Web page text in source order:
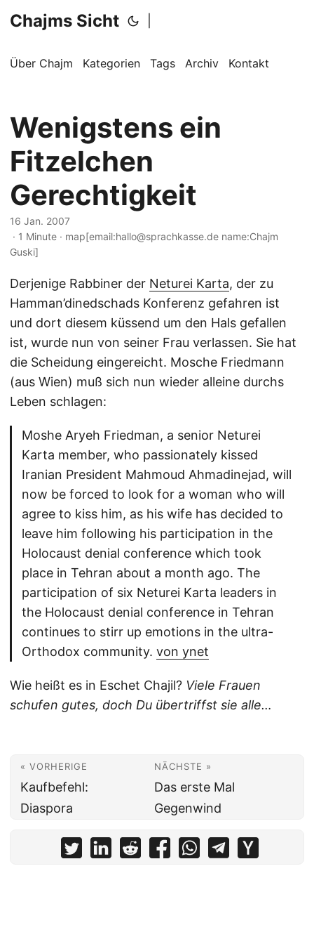
Chajms Sicht
Über Chajm Kategorien Tags Archiv Kontakt
Wenigstens ein
Fitzelchen
Gerechtigkeit
16 Jan. 2007
· 1 Minute · map[email:hallo@sprachkasse.de name:Chajm
Guski]
Derjenige Rabbiner der Neturei Karta, der zu
Hamman’dinedschads Konferenz gefahren ist
und dort diesem küssend um den Hals gefallen
ist, wurde nun von seiner Frau verlassen. Sie hat
die Scheidung eingereicht. Mosche Friedmann
(aus Wien) muß sich nun wieder alleine durchs
Leben schlagen:
Moshe Aryeh Friedman, a senior Neturei
Karta member, who passionately kissed
Iranian President Mahmoud Ahmadinejad, will
now be forced to look for a woman who will
agree to kiss him, as his wife has decided to
leave him following his participation in the
Holocaust denial conference which took
place in Tehran about a month ago. The
participation of six Neturei Karta leaders in
the Holocaust denial conference in Tehran
continues to stirr up emotions in the ultra-
Orthodox community. von ynet
Wie heißt es in Eschet Chajil? Viele Frauen
schufen gutes, doch Du übertriffst sie alle…
« VORHERIGE
Kaufbefehl:
Diaspora
NÄCHSTE »
Das erste Mal
Gegenwind